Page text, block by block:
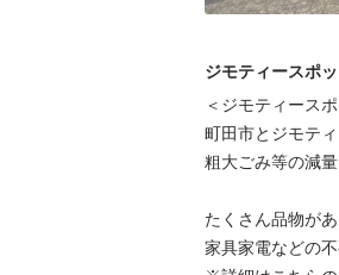
ジモティースポ
＜ジモティース
町田市とジモテ
粗⼤ごみ等の減
たくさん品物が
家具家電などの